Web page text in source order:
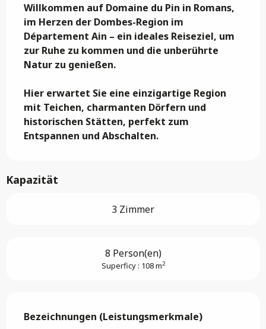
Willkommen auf Domaine du Pin in Romans,
im Herzen der Dombes-Region im
Département Ain – ein ideales Reiseziel, um
zur Ruhe zu kommen und die unberührte
Natur zu genießen.
Hier erwartet Sie eine einzigartige Region
mit Teichen, charmanten Dörfern und
historischen Stätten, perfekt zum
Entspannen und Abschalten.
Kapazität
3 Zimmer
8 Person(en)
Superficy : 108 m2
Bezeichnungen (Leistungsmerkmale)
Bezeichnungen (Leistungsmerkmale)